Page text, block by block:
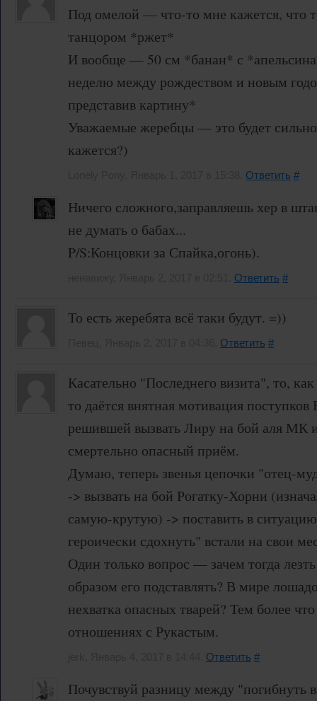
Под омелой — что-то мне кажется, что
танцором *ржет*
И вообще — 50 см *банан* с
неделю между рождеством и новым
представив картину*
Уважаемые жеребцы — это будет
кажется?)
Ответить #
Ничего сложного,заправляешь хер в
не думать о бабах...
P/S:Концовки за Спайка,огонь).
Ответить #
То есть жеребята всё таки будут. =))
Ответить #
Касательно "Последнего визита", то,
то даётся внятная мотивация
решившей вызвать Лиру на бой аля МК
смертельно опасный приём.
Думаю, теперь звенья цепочки "отец-
-> вызвать на бой Рогатку-Хорни
самую-крутую) -> поставить в
героически сдохнуть" встали на свои
Один только вопрос — зачем тогда
образом его подставлять? В мире
нехватка опасных тварей? Тем более
отношениях с Рукастым.
Ответить #
Почувствуй разницу между "погибнуть